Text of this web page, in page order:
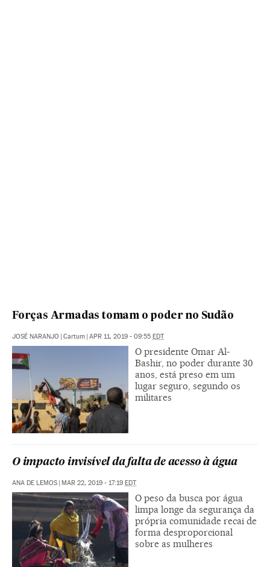
Forças Armadas tomam o poder no Sudão
JOSÉ NARANJO | Cartum | APR 11, 2019 - 09:55 EDT
O presidente Omar Al-
Bashir, no poder durante 30
anos, está preso em um
lugar seguro, segundo os
militares
O impacto invisível da falta de acesso à água
ANA DE LEMOS | MAR 22, 2019 - 17:19 EDT
O peso da busca por água
limpa longe da segurança da
própria comunidade recai de
forma desproporcional
sobre as mulheres